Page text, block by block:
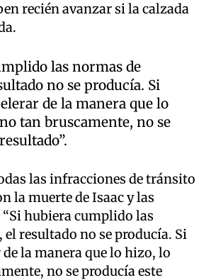
recién avanzar si la calzada
las normas de
no se producía. Si
de la manera que lo
tan bruscamente, no se
las infracciones de tránsito
la muerte de Isaac y las
“Si hubiera cumplido las
resultado no se producía. Si
la manera que lo hizo, lo
no se producía este